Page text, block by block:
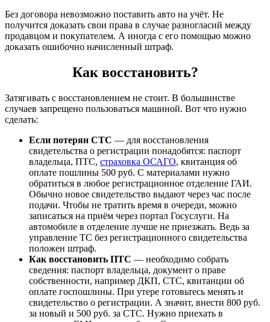
Без договора невозможно поставить авто на учёт. Не
получится доказать свои права в случае разногласий между
продавцом и покупателем. А иногда с его помощью можно
доказать ошибочно начисленный штраф.
Как восстановить?
Затягивать с восстановлением не стоит. В большинстве
случаев запрещено пользоваться машиной. Вот что нужно
сделать:
Если потерян СТС — для восстановления
свидетельства о регистрации понадобятся: паспорт
владельца, ПТС, страховка ОСАГО, квитанция об
оплате пошлины 500 руб. С материалами нужно
обратиться в любое регистрационное отделение ГАИ.
Обычно новое свидетельство выдают через час после
подачи. Чтобы не тратить время в очереди, можно
записаться на приём через портал Госуслуги. На
автомобиле в отделение лучше не приезжать. Ведь за
управление ТС без регистрационного свидетельства
положен штраф.
Как восстановить ПТС — необходимо собрать
сведения: паспорт владельца, документ о праве
собственности, например ДКП, СТС, квитанции об
оплате госпошлины. При утере готовьтесь менять и
свидетельство о регистрации. А значит, внести 800 руб.
за новый и 500 руб. за СТС. Нужно приехать в